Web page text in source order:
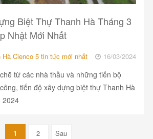
Biệt Thự Thanh Hà Tháng 3
Nhật Mới Nhất
Hà Cienco 5 tin tức mới nhất 16/03/2024
từ các nhà thầu và những tiến bộ
tiến độ xây dựng biệt thự Thanh Hà
2024
1 2 Sau